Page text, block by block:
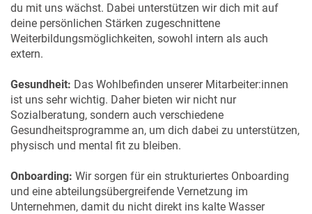
du mit uns wächst. Dabei unterstützen wir dich mit auf
deine persönlichen Stärken zugeschnittene
Weiterbildungsmöglichkeiten, sowohl intern als auch
extern.
Gesundheit: Das Wohlbefinden unserer Mitarbeiter:innen
ist uns sehr wichtig. Daher bieten wir nicht nur
Sozialberatung, sondern auch verschiedene
Gesundheitsprogramme an, um dich dabei zu unterstützen,
physisch und mental fit zu bleiben.
Onboarding: Wir sorgen für ein strukturiertes Onboarding
und eine abteilungsübergreifende Vernetzung im
Unternehmen, damit du nicht direkt ins kalte Wasser